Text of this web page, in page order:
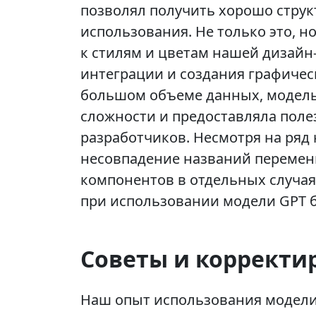
позволял получить хорошо
использования. Не только это,
к стилям и цветам нашей
интеграции и создания
большом объеме данных,
сложности и предоставляла
разработчиков. Несмотря на
несовпадение названий
компонентов в отдельных
при использовании модели
Советы и
Наш опыт использования